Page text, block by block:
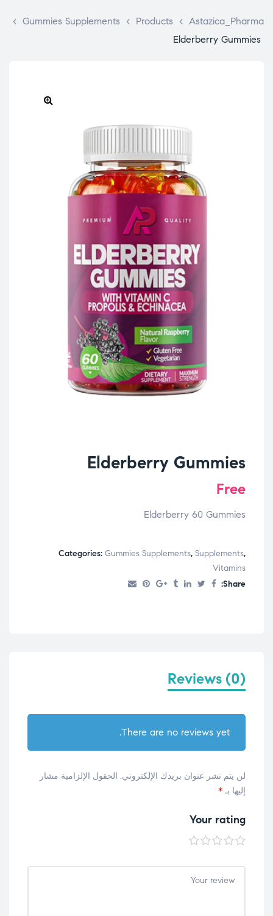
Astazica_Pharma
>
Products
>
Gummies Supplements
>
Elderberry Gummies
Elderberry Gummies
Free
Elderberry 60 Gummies
Categories: Gummies Supplements, Supplements,
Vitamins
Share:
Reviews (0)
There are no reviews yet.
لن يتم نشر عنوان بريدك الإلكتروني. الحقول الإلزامية مشار
إليها بـ *
Your rating
1
2
3
4
5